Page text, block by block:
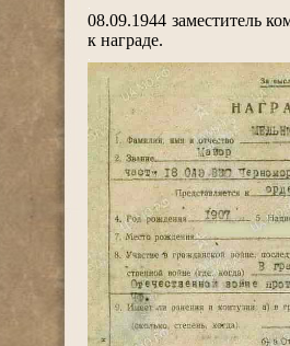
08.09.1944 заместитель
к награде.